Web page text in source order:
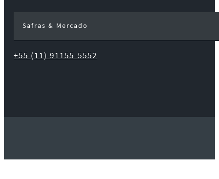
Safras & Mercado
+55 (11) 91155-5552